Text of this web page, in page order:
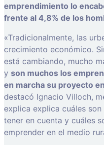
emprendimiento lo
frente al 4,8% de los
«Tradicionalmente, las
crecimiento económico.
está cambiando, mucho
y son muchos los
en marcha su proyecto
destacó Ignacio Villoch,
explica explica cuáles
tener en cuenta y cuáles
emprender en el medio